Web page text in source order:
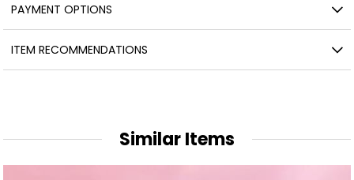
PAYMENT OPTIONS
ITEM RECOMMENDATIONS
Similar Items